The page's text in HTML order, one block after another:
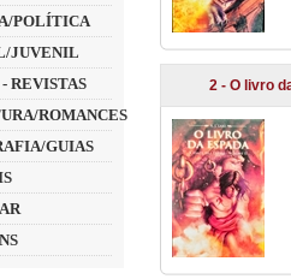
POLÍTICA
JUVENIL
REVISTAS
ROMANCES
GUIAS
2 - O livro